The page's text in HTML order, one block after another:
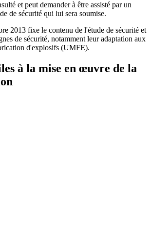
et peut demander à être assisté par un
de sécurité qui lui sera soumise.
2013 fixe le contenu de l'étude de sécurité et
de sécurité, notamment leur adaptation aux
d'explosifs (UMFE).
à la mise en œuvre de la